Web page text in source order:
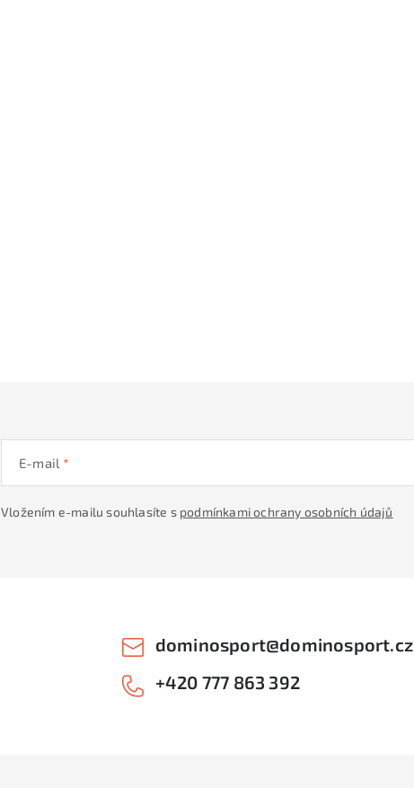
E-mail
Vložením e-mailu souhlasíte s podmínkami ochrany osobních údajů
dominosport@dominosport.cz
+420 777 863 392